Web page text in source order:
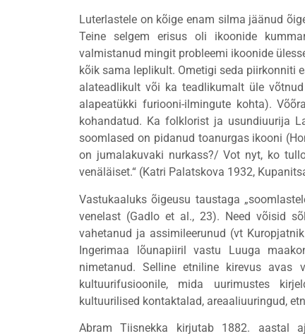
Luterlastele on kõige enam silma jäänud
Teine selgem erisus oli ikoonide
valmistanud mingit probleemi ikoonide
kõik sama leplikult. Ometigi seda piirkonniti
alateadlikult või ka teadlikumalt üle
alapeatükki furiooni-ilmingute kohta).
kohandatud. Ka folklorist ja usundiuurija
soomlased on pidanud toanurgas ikooni
on jumalakuvaki nurkass?/ Vot nyt, ko
venäläiset.“ (Katri Palatskova 1932,
Vastukaaluks õigeusu taustaga
venelast (Gadlo et al., 23). Need võisid
vahetanud ja assimileerunud (vt
Ingerimaa lõunapiiril vastu Luuga
nimetanud. Selline etniline kirevus avas
kultuurifusioonile, mida uurimustes
kultuurilised kontaktalad, areaaliuuringud,
Abram Tiisnekka kirjutab 1882. aastal